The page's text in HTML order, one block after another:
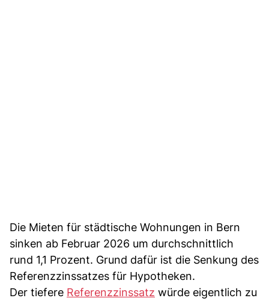
Die Mieten für städtische Wohnungen in Bern
sinken ab Februar 2026 um durchschnittlich
rund 1,1 Prozent. Grund dafür ist die Senkung des
Referenzzinssatzes für Hypotheken.
Der tiefere Referenzzinssatz würde eigentlich zu